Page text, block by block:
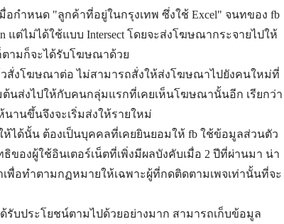
กำหนด "ลูกค้าที่อยู่ในกรุงเทพ ซึ่งใช้ Excel" จนทของ fb
แต่ไม่ได้ใช้แบบ Intersect โดยจะส่งโฆษณากระจายไปให้
ตามก็จะได้รับโฆษณาด้วย
สั่งโฆษณาต่อ ไม่สามารถสั่งให้ส่งโฆษณาไปยังคนใหม่ที่
นส่งไปให้กับคนกลุ่มแรกที่เคยเห็นโฆษณานั้นอีก เรียกว่า
านขึ้นจึงจะเริ่มส่งให้รายใหม่
ได้นั้น ต้องเป็นบุคคลที่เคยยินยอมให้ fb ใช้ข้อมูลส่วนตัว
ของผู้ใช้อินเตอร์เน็ตที่เพิ่งมีผลบังคับเมื่อ 2 ปีที่ผ่านมา น่า
เพื่อทำตามกฏหมายให้เฉพาะผู้ที่กดติดตามเพจเท่านั้นที่จะ
รับประโยชน์ตามไปด้วยอย่างมาก สามารถเก็บข้อมูล